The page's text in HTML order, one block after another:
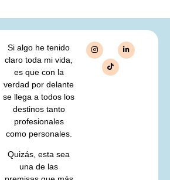
Si algo he tenido
claro toda mi vida,
es que con la
verdad por delante
se llega a todos los
destinos tanto
profesionales
como personales.
Quizás, esta sea
una de las